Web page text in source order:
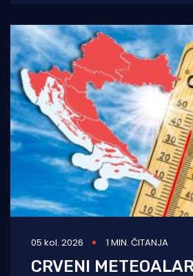
05 kol. 2026 1 MIN. ČITANJA
CRVENI